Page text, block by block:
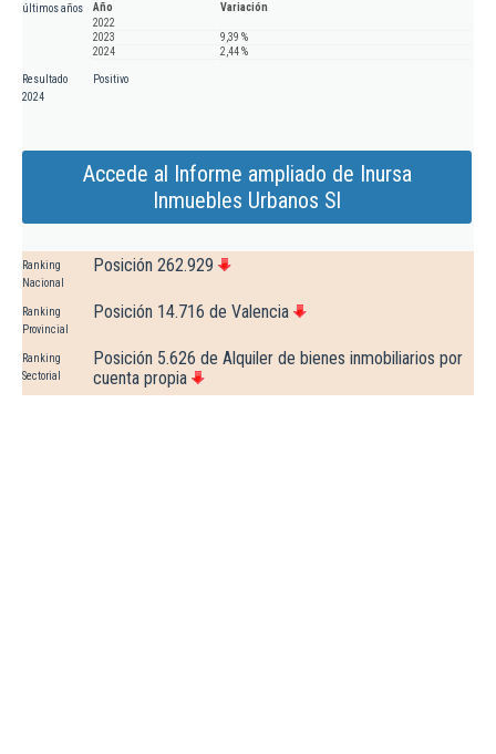
últimos años
Año
Variación
2022
2023
9,39 %
2024
2,44 %
Resultado
2024
Positivo
Accede al Informe ampliado de Inursa
Inmuebles Urbanos Sl
Ranking
Nacional
Posición 262.929
Ranking
Provincial
Posición 14.716 de Valencia
Ranking
Sectorial
Posición 5.626 de Alquiler de bienes inmobiliarios por
cuenta propia